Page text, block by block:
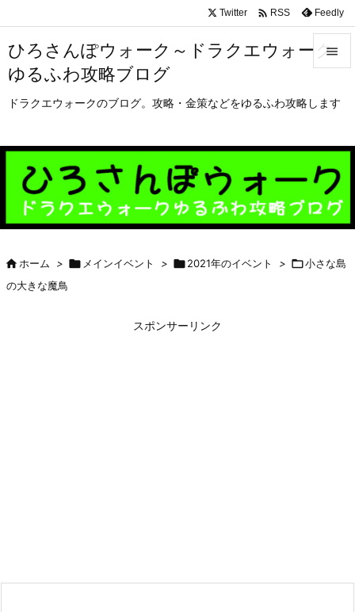
ひろさんぽウォーク～ドラクエウォーク
ゆるふわ攻略ブログ
ドラクエウォークのブログ。攻略・金策などをゆるふわ攻略します

メニュ

前へ

次へ
検索
Twitter  RSS Feedly
ホーム >  メインイベント > 2021年のイベント > 小さな島
の大きな魔鳥
スポンサーリンク